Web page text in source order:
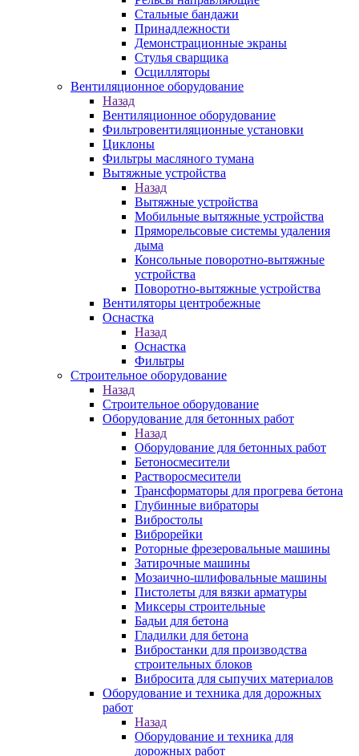
Стальные бандажи
Принадлежности
Демонстрационные экраны
Стулья сварщика
Осцилляторы
Вентиляционное оборудование
Назад
Вентиляционное оборудование
Фильтровентиляционные установки
Циклоны
Фильтры масляного тумана
Вытяжные устройства
Назад
Вытяжные устройства
Мобильные вытяжные устройства
Пряморельсовые системы удаления
дыма
Консольные поворотно-вытяжные
устройства
Поворотно-вытяжные устройства
Вентиляторы центробежные
Оснастка
Назад
Оснастка
Фильтры
Строительное оборудование
Назад
Строительное оборудование
Оборудование для бетонных работ
Назад
Оборудование для бетонных работ
Бетоносмесители
Растворосмесители
Трансформаторы для прогрева бетона
Глубинные вибраторы
Вибростолы
Виброрейки
Роторные фрезеровальные машины
Затирочные машины
Мозаично-шлифовальные машины
Пистолеты для вязки арматуры
Миксеры строительные
Бадьи для бетона
Гладилки для бетона
Вибростанки для производства
строительных блоков
Вибросита для сыпучих материалов
Оборудование и техника для дорожных
работ
Назад
Оборудование и техника для
дорожных работ